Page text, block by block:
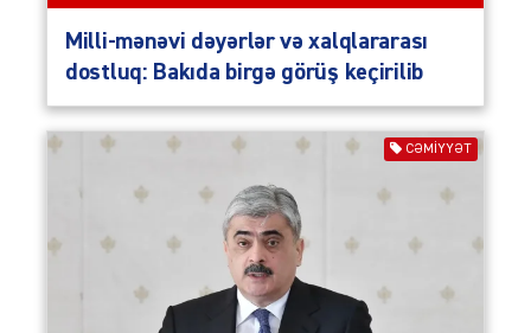
Milli-mənəvi dəyərlər və xalqlararası
dostluq: Bakıda birgə görüş keçirilib
CƏMIYYƏT